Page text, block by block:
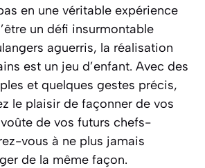
en une véritable expérience
un défi insurmontable
aguerris, la réalisation
est un jeu d’enfant. Avec des
et quelques gestes précis,
le plaisir de façonner de vos
de vos futurs chefs-
vous à ne plus jamais
de la même façon.